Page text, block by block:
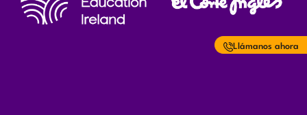
Llámanos ahora